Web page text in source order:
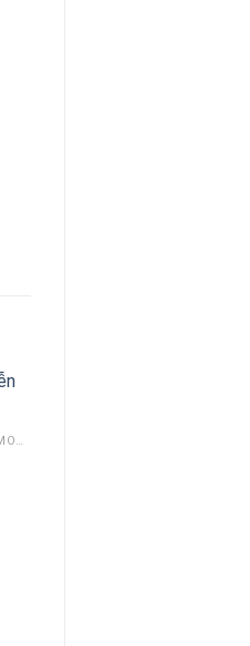
BƠM CHÌM GIẾNG KHOAN SUMOTO MODEL SA 4 INCH